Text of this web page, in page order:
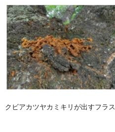
クビアカツヤカミキリが出すフラス